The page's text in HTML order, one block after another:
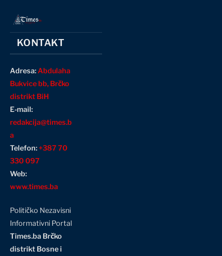
KONTAKT
Adresa: Abdulaha
Bukvice bb, Brčko
distrikt BiH
E-mail:
redakcija@times.b
a
Telefon:+387 70
330 097
Web:
www.times.ba
Političko Nezavisni
Informativni Portal
Times.ba Brčko
distrikt Bosne i